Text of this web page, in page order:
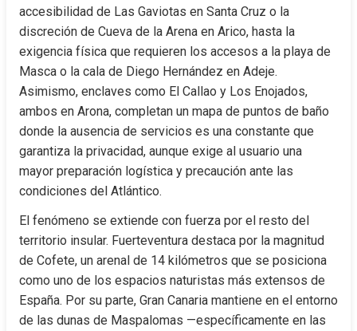
accesibilidad de Las Gaviotas en Santa Cruz o la
discreción de Cueva de la Arena en Arico, hasta la
exigencia física que requieren los accesos a la playa de
Masca o la cala de Diego Hernández en Adeje.
Asimismo, enclaves como El Callao y Los Enojados,
ambos en Arona, completan un mapa de puntos de baño
donde la ausencia de servicios es una constante que
garantiza la privacidad, aunque exige al usuario una
mayor preparación logística y precaución ante las
condiciones del Atlántico.
El fenómeno se extiende con fuerza por el resto del
territorio insular. Fuerteventura destaca por la magnitud
de Cofete, un arenal de 14 kilómetros que se posiciona
como uno de los espacios naturistas más extensos de
España. Por su parte, Gran Canaria mantiene en el entorno
de las dunas de Maspalomas —específicamente en las